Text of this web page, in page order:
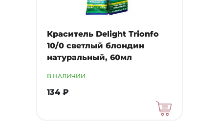
Краситель Delight Trionfo
10/0 светлый блондин
натуральный, 60мл
В НАЛИЧИИ
134 ₽